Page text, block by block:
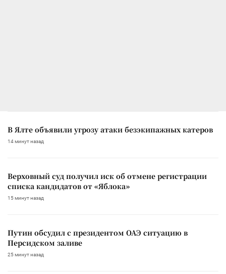
В Ялте объявили угрозу атаки безэкипажных катеров
14 минут назад
Верховный суд получил иск об отмене регистрации
списка кандидатов от «Яблока»
15 минут назад
Путин обсудил с президентом ОАЭ ситуацию в
Персидском заливе
25 минут назад